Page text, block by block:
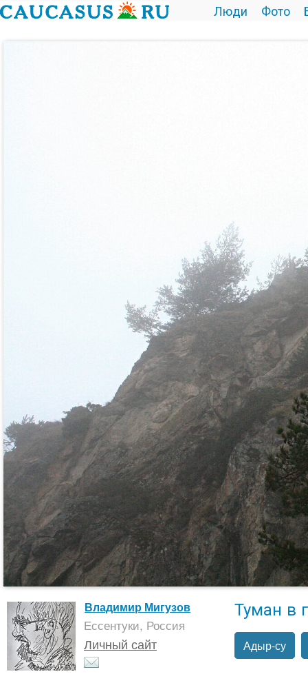
Люди Фото
Владимир Мигузов
Ессентуки, Россия
Личный сайт
Туман в
Адыр-су